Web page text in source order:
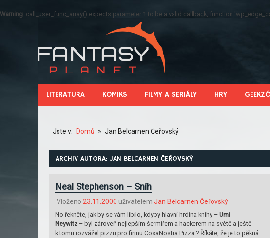
Warning: call_user_func_array() expects parameter 1 to be a valid callback, function
LITERATURA KOMIKS FILMY A SERIÁLY HRY
Jste v: Domů Jan Belcarnen Čeřovský
ARCHIV AUTORA: JAN BELCARNEN ČEŘOVSKÝ
Neal Stephenson – Sníh
Vloženo 23.11.2000 uživatelem Jan Belcarnen Čeřovský
No řekněte, jak by se vám líbilo, kdyby hlavní hrdina knihy – Umi
Neywitz– byl zároveň nejlepším šermířem a hackerem na světě a ještě
k tomu rozvážel pizzu pro firmu CosaNostra Pizza ? Říkáte, že je to pěkná